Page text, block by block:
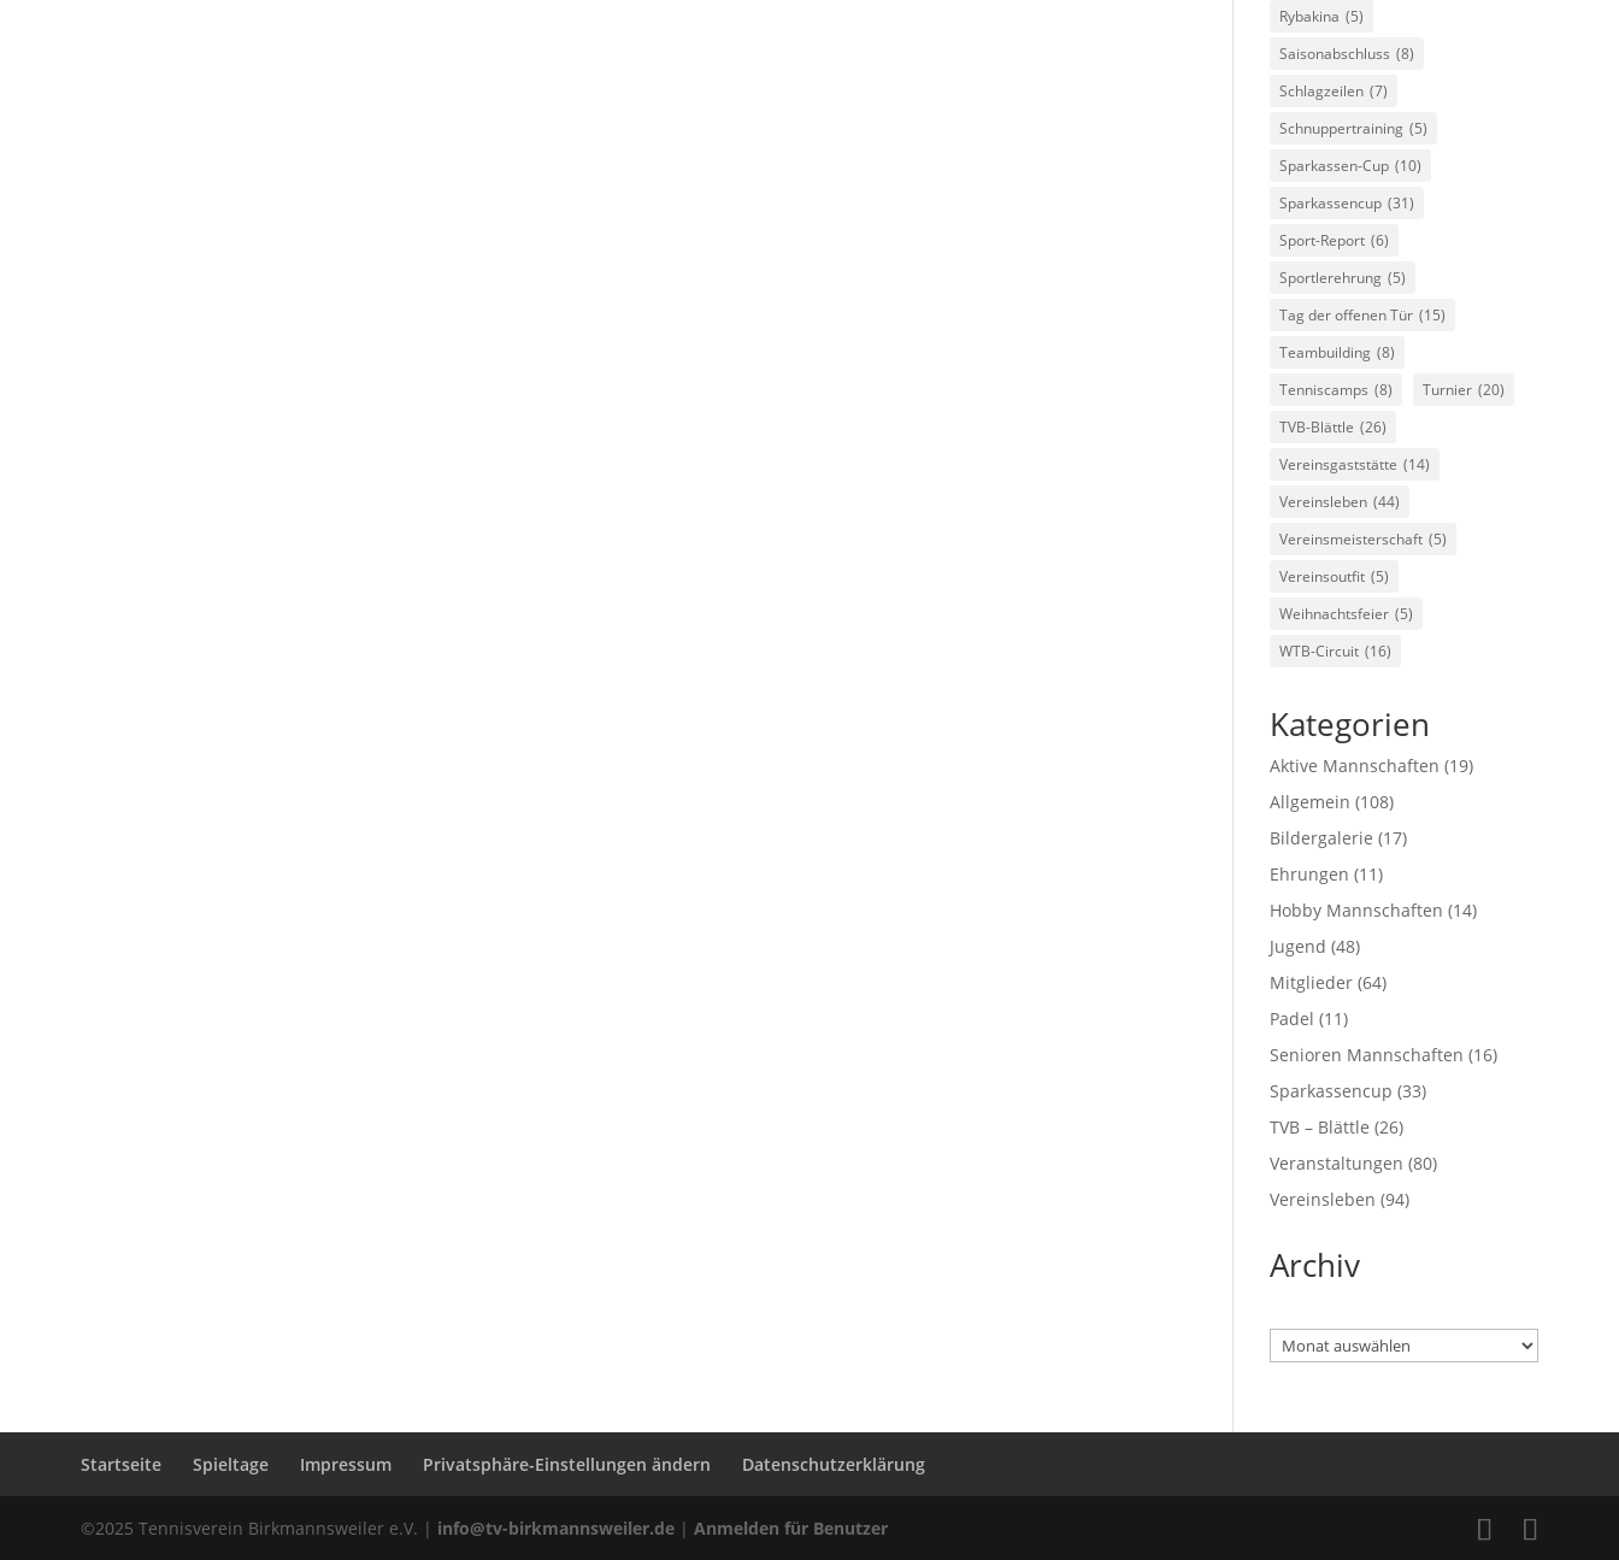
Rybakina (5)
Saisonabschluss (8)
Schlagzeilen (7)
Schnuppertraining (5)
Sparkassen-Cup (10)
Sparkassencup (31)
Sport-Report (6)
Sportlerehrung (5)
Tag der offenen Tür (15)
Teambuilding (8)
Tenniscamps (8) Turnier (20)
TVB-Blättle (26)
Vereinsgaststätte (14)
Vereinsleben (44)
Vereinsmeisterschaft (5)
Vereinsoutfit (5)
Weihnachtsfeier (5)
WTB-Circuit (16)
Kategorien
Aktive Mannschaften (19)
Allgemein (108)
Bildergalerie (17)
Ehrungen (11)
Hobby Mannschaften (14)
Jugend (48)
Mitglieder (64)
Padel (11)
Senioren Mannschaften (16)
Sparkassencup (33)
TVB – Blättle (26)
Veranstaltungen (80)
Vereinsleben (94)
Archiv
Archiv
Startseite Spieltage Impressum Privatsphäre-Einstellungen ändern Datenschutzerklärung
©2025 Tennisverein Birkmannsweiler e.V. | info@tv-birkmannsweiler.de |Anmelden für Benutzer